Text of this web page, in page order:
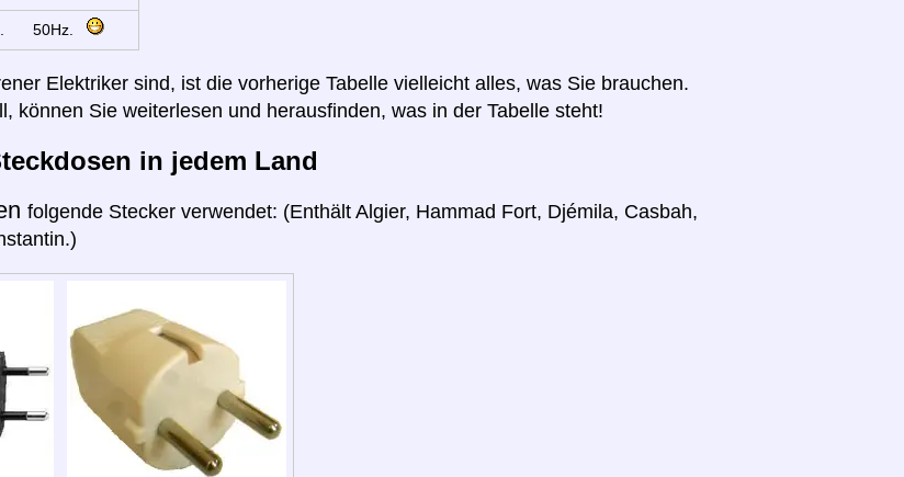
50Hz.
Elektriker sind, ist die vorherige Tabelle vielleicht alles, was Sie brauchen.
können Sie weiterlesen und herausfinden, was in der Tabelle steht!
in jedem Land
folgende Stecker verwendet: (Enthält Algier, Hammad Fort, Djémila, Casbah,